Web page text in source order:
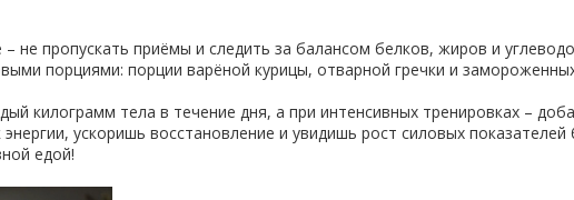
не пропускать приёмы и следить за балансом белков, жиров и
порциями: порции варёной курицы, отварной гречки и
килограмм тела в течение дня, а при интенсивных тренировках –
ускоришь восстановление и увидишь рост силовых
едой!